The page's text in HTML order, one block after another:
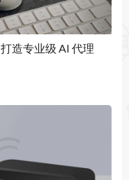
造专业级 AI 代理